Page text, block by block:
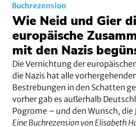
Buchrezension
Wie Neid und Gier
europäische
mit den Nazis
Die Vernichtung der
die Nazis hat alle
Bestrebungen in den Schatten
vorher gab es außerhalb
Pogrome – und den Wunsch, die
Eine Buchrezension von Elisabeth